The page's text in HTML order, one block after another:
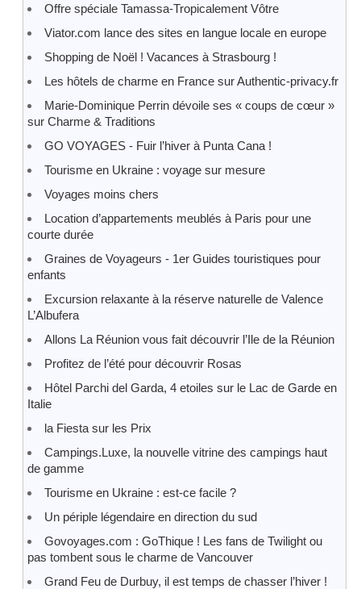
Offre spéciale Tamassa-Tropicalement Vôtre
Viator.com lance des sites en langue locale en europe
Shopping de Noël ! Vacances à Strasbourg !
Les hôtels de charme en France sur Authentic-privacy.fr
Marie-Dominique Perrin dévoile ses « coups de cœur »
sur Charme & Traditions
GO VOYAGES - Fuir l’hiver à Punta Cana !
Tourisme en Ukraine : voyage sur mesure
Voyages moins chers
Location d’appartements meublés à Paris pour une
courte durée
Graines de Voyageurs - 1er Guides touristiques pour
enfants
Excursion relaxante à la réserve naturelle de Valence
L’Albufera
Allons La Réunion vous fait découvrir l’Ile de la Réunion
Profitez de l’été pour découvrir Rosas
Hôtel Parchi del Garda, 4 etoiles sur le Lac de Garde en
Italie
la Fiesta sur les Prix
Campings.Luxe, la nouvelle vitrine des campings haut
de gamme
Tourisme en Ukraine : est-ce facile ?
Un périple légendaire en direction du sud
Govoyages.com : GoThique ! Les fans de Twilight ou
pas tombent sous le charme de Vancouver
Grand Feu de Durbuy, il est temps de chasser l’hiver !